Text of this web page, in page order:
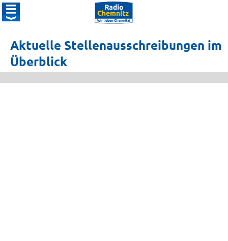
Aktuelle Stellenausschreibungen im
Überblick